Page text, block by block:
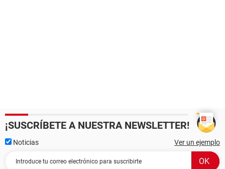
¡SUSCRÍBETE A NUESTRA NEWSLETTER!
Noticias Ver un ejemplo